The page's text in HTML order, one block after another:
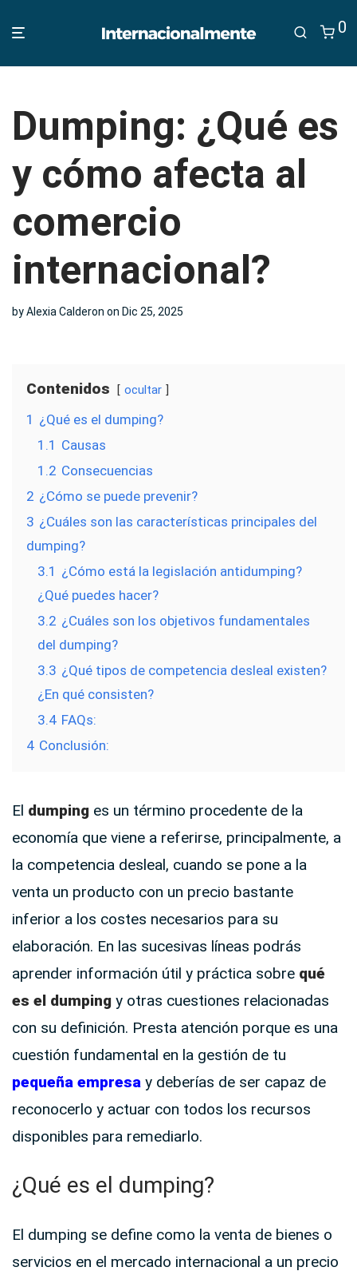
0
Dumping: ¿Qué es
y cómo afecta al
comercio
internacional?
byAlexia Calderon on Dic 25, 2025
Contenidos ocultar
1 ¿Qué es el dumping?
1.1 Causas
1.2 Consecuencias
2 ¿Cómo se puede prevenir?
3 ¿Cuáles son las características principales del
dumping?
3.1 ¿Cómo está la legislación antidumping?
¿Qué puedes hacer?
3.2 ¿Cuáles son los objetivos fundamentales
del dumping?
3.3 ¿Qué tipos de competencia desleal existen?
¿En qué consisten?
3.4 FAQs:
4 Conclusión:
El dumping es un término procedente de la
economía que viene a referirse, principalmente, a
la competencia desleal, cuando se pone a la
venta un producto con un precio bastante
inferior a los costes necesarios para su
elaboración. En las sucesivas líneas podrás
aprender información útil y práctica sobre qué
es el dumping y otras cuestiones relacionadas
con su definición. Presta atención porque es una
cuestión fundamental en la gestión de tu
pequeña empresa y deberías de ser capaz de
reconocerlo y actuar con todos los recursos
disponibles para remediarlo.
¿Qué es el dumping?
El dumping se define como la venta de bienes o
servicios en el mercado internacional a un precio